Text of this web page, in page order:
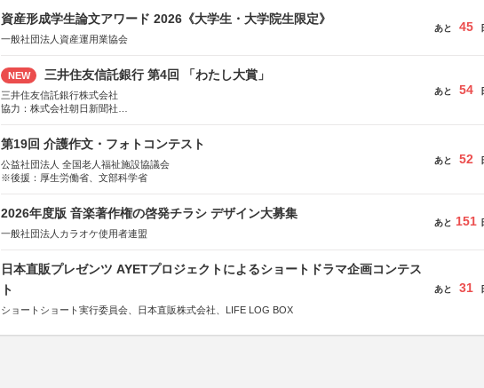
資産形成学生論文アワード 2026《大学生・大学院生限定》
一般社団法人資産運用業協会
あと 45
NEW 三井住友信託銀行 第4回 「わたし大賞」
三井住友信託銀行株式会社
協力：株式会社朝日新聞社
あと 54
第19回 介護作文・フォトコンテスト
公益社団法人 全国老人福祉施設協議会
※後援：厚生労働省、文部科学省
あと 52
2026年度版 音楽著作権の啓発チラシ デザイン大募集
一般社団法人カラオケ使用者連盟
あと 151
日本直販プレゼンツ AYETプロジェクトによるショートドラマ企画コンテス
ト
ショートショート実行委員会、日本直販株式会社、LIFE LOG BOX
あと 31